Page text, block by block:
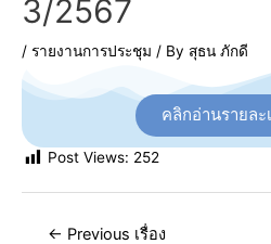
3/2567
/ รายงานการประชุม / By สุธน ภักดี
คลิกอ่านรายล
Post Views: 252
← Previous เรื่อง